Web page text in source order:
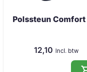
Polssteun Comfort
12,10 Incl. btw